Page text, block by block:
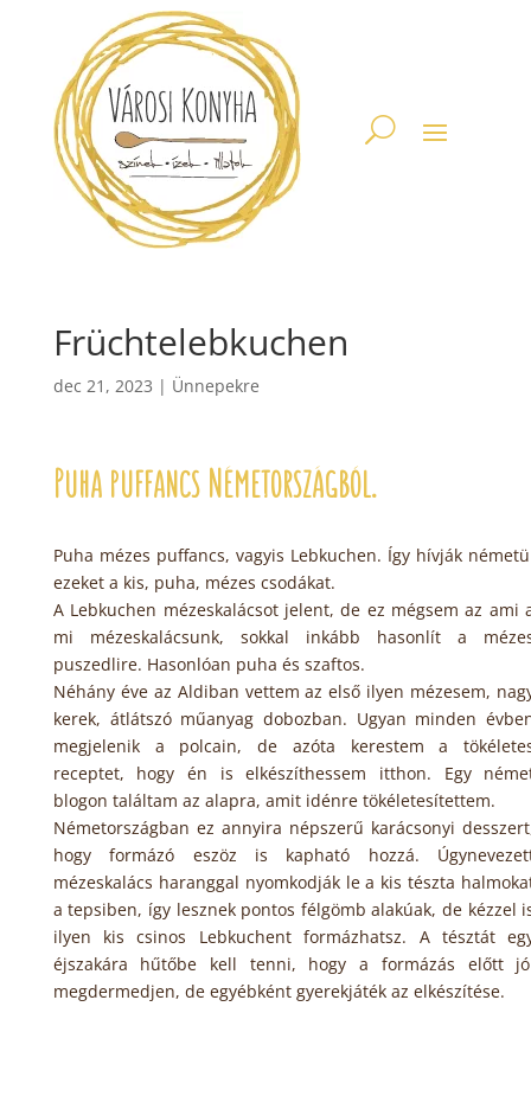
Früchtelebkuchen
dec 21, 2023 | Ünnepekre
Puha puffancs Németországból.
Puha mézes puffancs, vagyis Lebkuchen. Így hívják
ezeket a kis, puha, mézes csodákat.
A Lebkuchen mézeskalácsot jelent, de ez mégsem az ami
mi mézeskalácsunk, sokkal inkább hasonlít a
puszedlire. Hasonlóan puha és szaftos.
Néhány éve az Aldiban vettem az első ilyen mézesem,
kerek, átlátszó műanyag dobozban. Ugyan minden
megjelenik a polcain, de azóta kerestem a
receptet, hogy én is elkészíthessem itthon. Egy
blogon találtam az alapra, amit idénre tökéletesítettem.
Németországban ez annyira népszerű karácsonyi
hogy formázó eszöz is kapható hozzá.
mézeskalács haranggal nyomkodják le a kis tészta
a tepsiben, így lesznek pontos félgömb alakúak, de kézzel
ilyen kis csinos Lebkuchent formázhatsz. A tésztát
éjszakára hűtőbe kell tenni, hogy a formázás előtt
megdermedjen, de egyébként gyerekjáték az elkészítése.